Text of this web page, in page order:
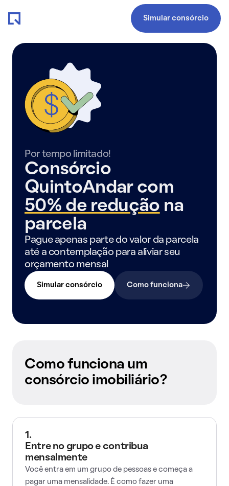
Simular consórcio
Por tempo limitado!
Consórcio
QuintoAndar com
50% de redução na
parcela
Pague apenas parte do valor da parcela
até a contemplação para aliviar seu
orçamento mensal
Simular consórcio Como funciona
Como funciona um
consórcio imobiliário?
1.
Entre no grupo e contribua
mensalmente
Você entra em um grupo de pessoas e começa a
pagar uma mensalidade. É como fazer uma